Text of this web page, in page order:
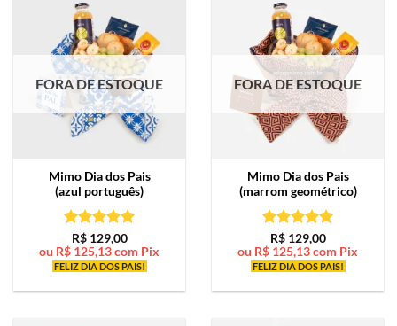
FORA DE ESTOQUE
Mimo Dia dos Pais
(azul português)
Avaliação5
de 5
R$129,00
ou R$ 125,13com Pix
FELIZ DIA DOS PAIS!
FORA DE ESTOQUE
Mimo Dia dos Pais
(marrom geométrico)
Avaliação5
de 5
R$129,00
ou R$ 125,13com Pix
FELIZ DIA DOS PAIS!